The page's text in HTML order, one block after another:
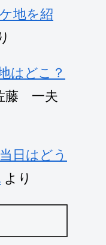
地を紹
はどこ？
藤 一夫
日はどう
より